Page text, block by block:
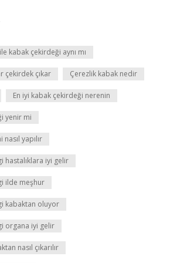
kabak çekirdeği aynı mı
çekirdek çıkar Çerezlik kabak nedir
En iyi kabak çekirdeği nerenin
yenir mi
yapılır
hastalıklara iyi gelir
ilde meşhur
kabaktan oluyor
organa iyi gelir
nasıl çıkarılır